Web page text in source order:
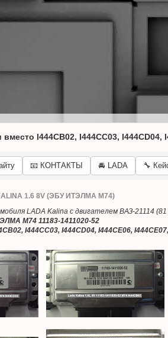
I444CB02, I444CC03, I444CD04,
📧 КОНТАКТЫ 🚘 LADA 🔧
1.6 8V (ЭБУ ИТЭЛМА М74)
LADA Kalina с двигателем ВАЗ-21114 (81
М74 11183-1411020-52
I444CC03, I444CD04, I444CE06,